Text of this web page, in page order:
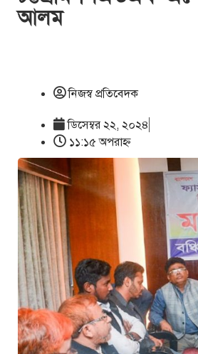
আলম
নিজস্ব প্রতিবেদক
ডিসেম্বর ২২, ২০২৪
১১:১৫ অপরাহ্ণ